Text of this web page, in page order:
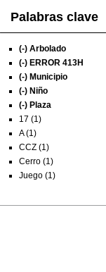
Palabras clave
(-) Arbolado
(-) ERROR 413H
(-) Municipio
(-) Niño
(-) Plaza
17 (1)
A (1)
CCZ (1)
Cerro (1)
Juego (1)